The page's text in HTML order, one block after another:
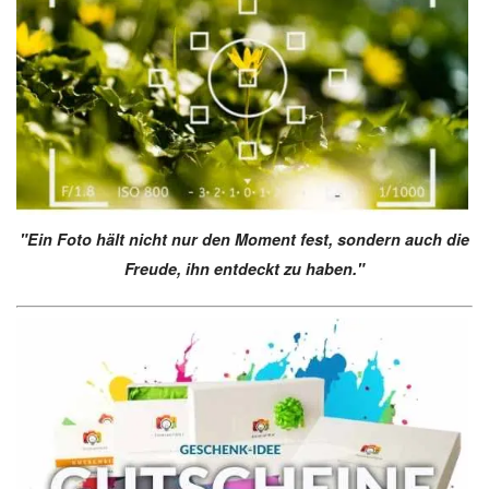
"Ein Foto hält nicht nur den Moment fest, sondern auch die
Freude, ihn entdeckt zu haben."